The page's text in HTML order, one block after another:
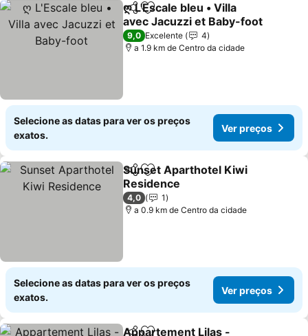
PartilharAdicionar aos favoritos
ღ L'Escale bleu • Villa
avec Jacuzzi et Baby-foot
Ver preços
9,0 Excelente
4
a 1.9 km de Centro da cidade
Selecione as datas para ver os preços
exatos.
Ver preços
PartilharAdicionar aos favoritos
Sunset Aparthotel Kiwi
Residence
Ver preços
4,0
1
a 0.9 km de Centro da cidade
Selecione as datas para ver os preços
exatos.
Ver preços
Appartement Lilas -